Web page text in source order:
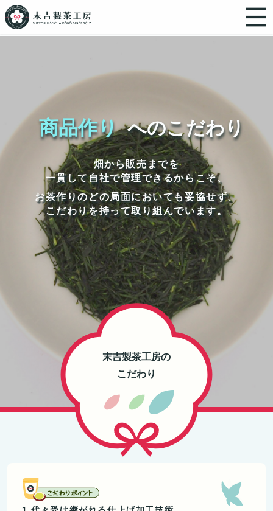
商品作り へのこだわり
畑から販売までを
一貫して自社で管理できるからこそ、
お茶作りのどの局面においても妥協せず、
こだわりを持って取り組んでいます。
末吉製茶工房の
こだわり